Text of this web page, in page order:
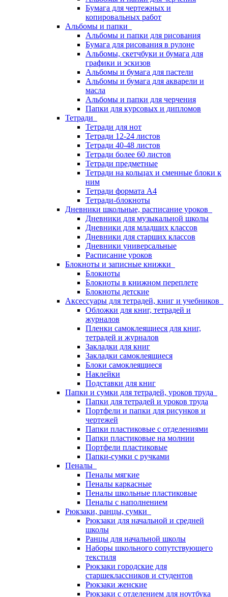
Бумага для чертежных и
копировальных работ
Альбомы и папки
Альбомы и папки для рисования
Бумага для рисования в рулоне
Альбомы, скетчбуки и бумага для
графики и эскизов
Альбомы и бумага для пастели
Альбомы и бумага для акварели и
масла
Альбомы и папки для черчения
Папки для курсовых и дипломов
Тетради
Тетради для нот
Тетради 12-24 листов
Тетради 40-48 листов
Тетради более 60 листов
Тетради предметные
Тетради на кольцах и сменные блоки к
ним
Тетради формата А4
Тетради-блокноты
Дневники школьные, расписание уроков
Дневники для музыкальной школы
Дневники для младших классов
Дневники для старших классов
Дневники универсальные
Расписание уроков
Блокноты и записные книжки
Блокноты
Блокноты в книжном переплете
Блокноты детские
Аксессуары для тетрадей, книг и учебников
Обложки для книг, тетрадей и
журналов
Пленки самоклеящиеся для книг,
тетрадей и журналов
Закладки для книг
Закладки самоклеящиеся
Блоки самоклеящиеся
Наклейки
Подставки для книг
Папки и сумки для тетрадей, уроков труда
Папки для тетрадей и уроков труда
Портфели и папки для рисунков и
чертежей
Папки пластиковые с отделениями
Папки пластиковые на молнии
Портфели пластиковые
Папки-сумки с ручками
Пеналы
Пеналы мягкие
Пеналы каркасные
Пеналы школьные пластиковые
Пеналы с наполнением
Рюкзаки, ранцы, сумки
Рюкзаки для начальной и средней
школы
Ранцы для начальной школы
Наборы школьного сопутствующего
текстиля
Рюкзаки городские для
старшеклассников и студентов
Рюкзаки женские
Рюкзаки с отделением для ноутбука